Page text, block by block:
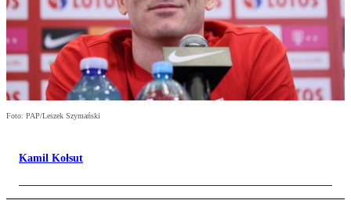
Foto: PAP/Leszek Szymański
Kamil Kołsut